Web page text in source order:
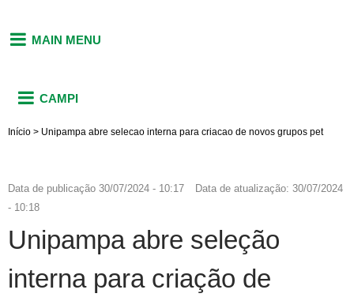
MAIN MENU
CAMPI
Início > Unipampa abre selecao interna para criacao de novos grupos pet
Data de publicação 30/07/2024 - 10:17 Data de atualização: 30/07/2024
- 10:18
Unipampa abre seleção
interna para criação de